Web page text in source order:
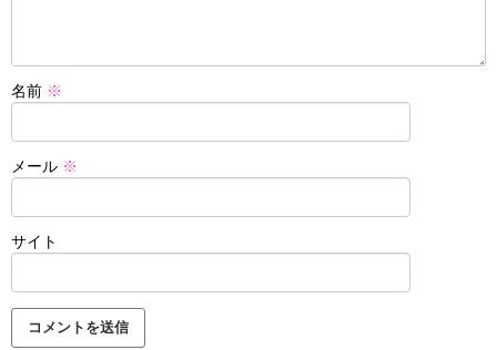
名前 ※
メール ※
サイト